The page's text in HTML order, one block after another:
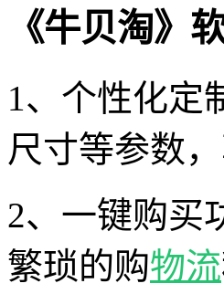
《牛贝淘》
1、个性化定
尺寸等参数
2、一键购买
繁琐的购物流